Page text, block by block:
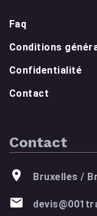
Faq
Conditions
Confidentialité
Contact
Contact
Bruxelles /